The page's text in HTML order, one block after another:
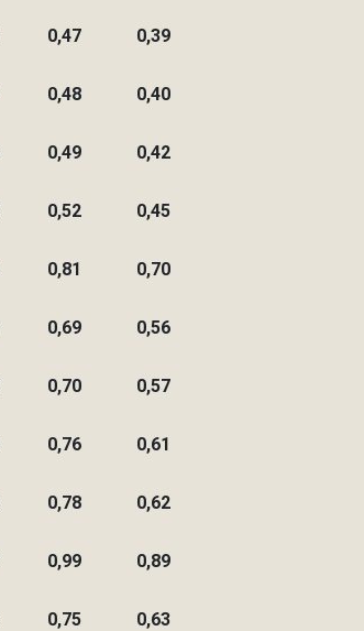
0,47 0,39
0,48 0,40
0,49 0,42
0,52 0,45
0,81 0,70
0,69 0,56
0,70 0,57
0,76 0,61
0,78 0,62
0,99 0,89
0,75 0,63